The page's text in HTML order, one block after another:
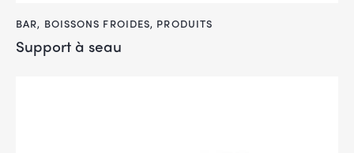
BAR, BOISSONS FROIDES, PRODUITS
Support à seau